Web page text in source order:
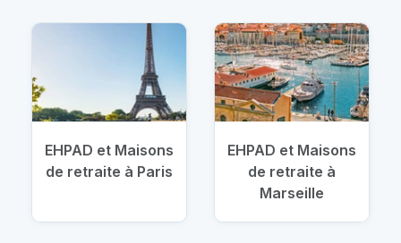
EHPAD et Maisons
de retraite à Paris
EHPAD et Maisons
de retraite à
Marseille